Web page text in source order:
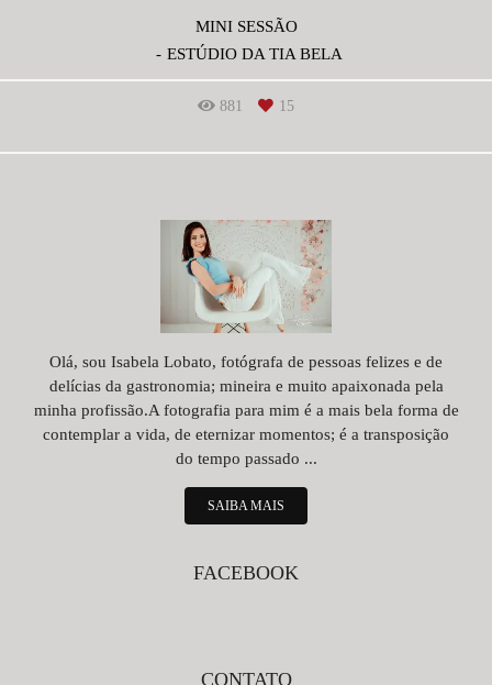
MINI SESSÃO
ESTÚDIO DA TIA BELA
881 15
Olá, sou Isabela Lobato, fotógrafa de pessoas felizes e de
delícias da gastronomia; mineira e muito apaixonada pela
minha profissão.A fotografia para mim é a mais bela forma de
contemplar a vida, de eternizar momentos; é a transposição
do tempo passado ...
SAIBA MAIS
FACEBOOK
CONTATO